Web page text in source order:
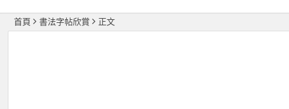
首頁 書法字帖欣賞 正文